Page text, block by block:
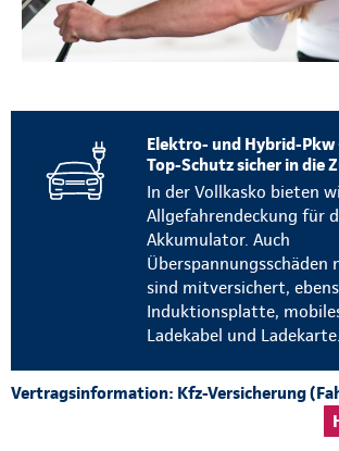
Elektro- und Hybrid-Pkw
Top-Schutz sicher in die
In der Vollkasko bieten
Allgefahrendeckung für
Akkumulator. Auch
Überspannungsschäden
sind mitversichert,
Induktionsplatte,
Ladekabel und Ladekarte.
Vertragsinformation: Kfz-Versicherung